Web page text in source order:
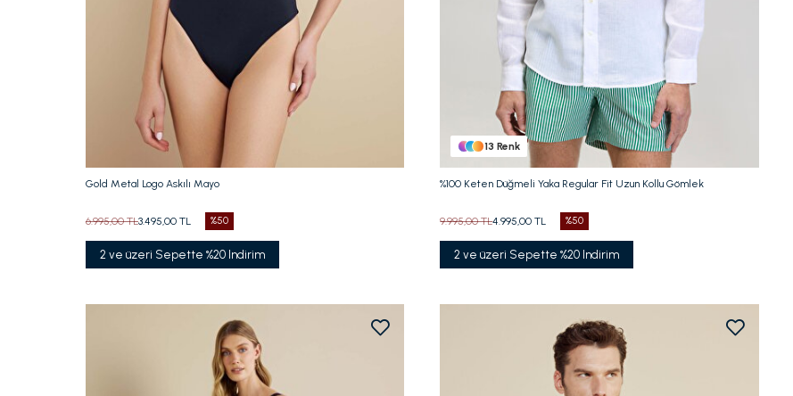
Beden Seç
XS
Gold Metal Logo Askılı Mayo
6.995,00 TL3.495,00 TL %50
2 ve üzeri Sepette %20 Indirim
13 Renk
Beden Seç
S M L
%100 Keten Düğmeli Yaka Regular Fit Uzun Kollu Gömlek
9.995,00 TL4.995,00 TL %50
2 ve üzeri Sepette %20 Indirim